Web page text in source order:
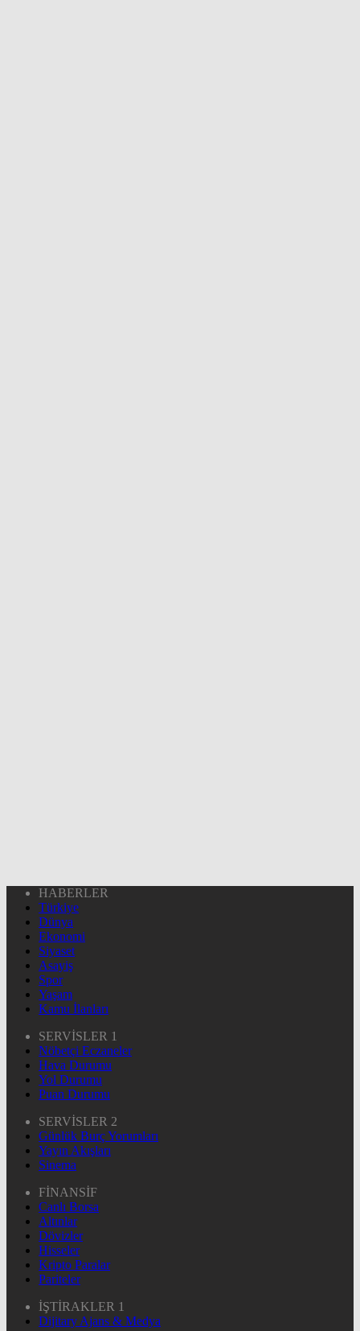
HABERLER
Türkiye
Dünya
Ekonomi
Siyaset
Asayiş
Spor
Yaşam
Kamu İlanları
SERVİSLER 1
Nöbetçi Eczaneler
Hava Durumu
Yol Durumu
Puan Durumu
SERVİSLER 2
Günlük Burç Yorumları
Yayın Akışları
Sinema
FİNANSİF
Canlı Borsa
Altınlar
Dövizler
Hisseler
Kripto Paralar
Pariteler
İŞTİRAKLER 1
Dijitary Ajans & Medya